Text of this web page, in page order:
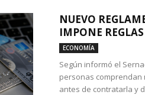
NUEVO
IMPONE
ECONOMÍA
Según informó el
personas comprendan
antes de contratarla y